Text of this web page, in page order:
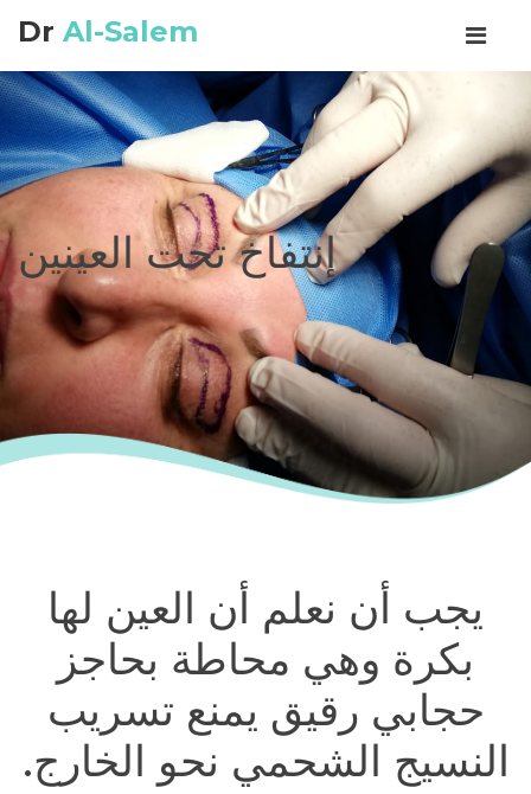
Dr Al-Salem
إنتفاخ تحت العينين
يجب أن نعلم أن العين لها
بكرة وهي محاطة بحاجز
حجابي رقيق يمنع تسريب
النسيج الشحمي نحو الخارج.